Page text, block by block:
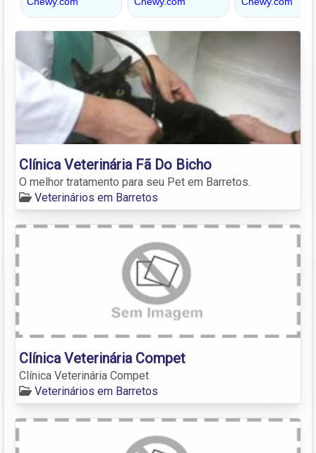
Clínica Veterinária Fã Do Bicho
O melhor tratamento para seu Pet em Barretos.
Veterinários em Barretos
Clínica Veterinária Compet
Clínica Veterinária Compet
Veterinários em Barretos